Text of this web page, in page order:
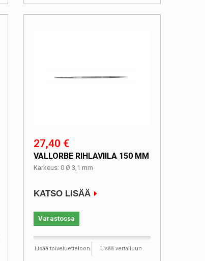
27,40 €
VALLORBE RIHLAVIILA 150 MM
Karkeus: 0 Ø 3,1 mm
KATSO LISÄÄ
Varastossa
Lisää toiveluetteloon Lisää vertailuun